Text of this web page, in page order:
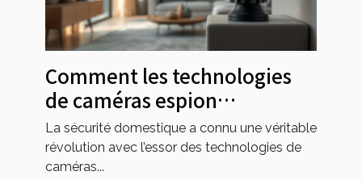
Comment les technologies
de caméras espion
transforment-elles la
sécurité domestique ?
La sécurité domestique a connu une véritable
révolution avec l’essor des technologies de
caméras...